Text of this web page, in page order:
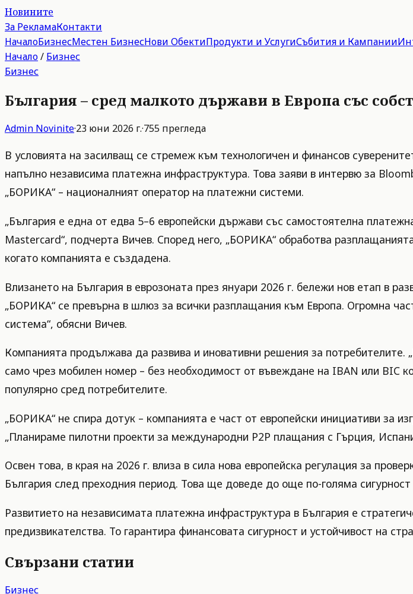
Новините
За РекламаКонтакти
НачалоБизнесМестен БизнесНови ОбектиПродукти и УслугиСъбития и Кампании
Начало/ Бизнес
Бизнес
България – сред малкото държави в Европа със
Admin Novinite·23 юни 2026 г.·755 прегледа
В условията на засилващ се стремеж към технологичен и финансов
напълно независима платежна инфраструктура. Това заяви в интервю за
„БОРИКА“ – националният оператор на платежни системи.
„България е една от едва 5–6 европейски държави със самостоятелна
Mastercard“, подчерта Вичев. Според него, „БОРИКА“ обработва
когато компанията е създадена.
Влизането на България в еврозоната през януари 2026 г. бележи нов етап в
„БОРИКА“ се превърна в шлюз за всички разплащания към Европа. Огромна
система“, обясни Вичев.
Компанията продължава да развива и иновативни решения за
само чрез мобилен номер – без необходимост от въвеждане на IBAN или BIC
популярно сред потребителите.
„БОРИКА“ не спира дотук – компанията е част от европейски инициативи за
„Планираме пилотни проекти за международни P2P плащания с Гърция,
Освен това, в края на 2026 г. влиза в сила нова европейска регулация за
България след преходния период. Това ще доведе до още по-голяма
Развитието на независимата платежна инфраструктура в България е
предизвикателства. То гарантира финансовата сигурност и устойчивост на
Свързани статии
Бизнес